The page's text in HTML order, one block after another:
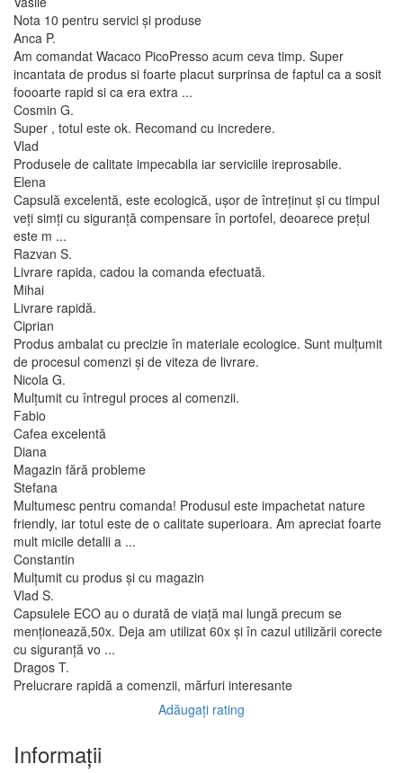
Nota 10 pentru servici și produse
Anca P.
Am comandat Wacaco PicoPresso acum ceva timp. Super
incantata de produs si foarte placut surprinsa de faptul ca a sosit
foooarte rapid si ca era extra ...
Cosmin G.
Super , totul este ok. Recomand cu incredere.
Vlad
Produsele de calitate impecabila iar serviciile ireprosabile.
Elena
Capsulă excelentă, este ecologică, ușor de întreținut și cu timpul
veți simți cu siguranță compensare în portofel, deoarece prețul
este m ...
Razvan S.
Livrare rapida, cadou la comanda efectuată.
Mihai
Livrare rapidă.
Ciprian
Produs ambalat cu precizie în materiale ecologice. Sunt mulțumit
de procesul comenzi și de viteza de livrare.
Nicola G.
Mulțumit cu întregul proces al comenzii.
Fabio
Cafea excelentă
Diana
Magazin fără probleme
Stefana
Multumesc pentru comanda! Produsul este impachetat nature
friendly, iar totul este de o calitate superioara. Am apreciat foarte
mult micile detalii a ...
Constantin
Mulțumit cu produs și cu magazin
Vlad S.
Capsulele ECO au o durată de viață mai lungă precum se
menționează,50x. Deja am utilizat 60x și în cazul utilizării corecte
cu siguranță vo ...
Dragos T.
Prelucrare rapidă a comenzii, mărfuri interesante
Adăugați rating
Informaţii